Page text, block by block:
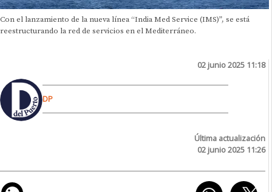
Con el lanzamiento de la nueva línea “India Med Service (IMS)”, se está
reestructurando la red de servicios en el Mediterráneo.
02 junio 2025 11:18
DP
Última actualización
02 junio 2025 11:26